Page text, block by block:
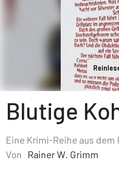
Blutige
Eine Krimi-Reihe aus dem
Von
Rainer W. Grimm